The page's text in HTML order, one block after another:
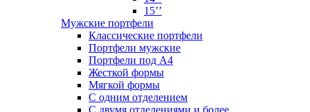
15’’
Мужские портфели
Классические портфели
Портфели мужские
Портфели под А4
Жесткой формы
Мягкой формы
С одним отделением
С двумя отделениями и более